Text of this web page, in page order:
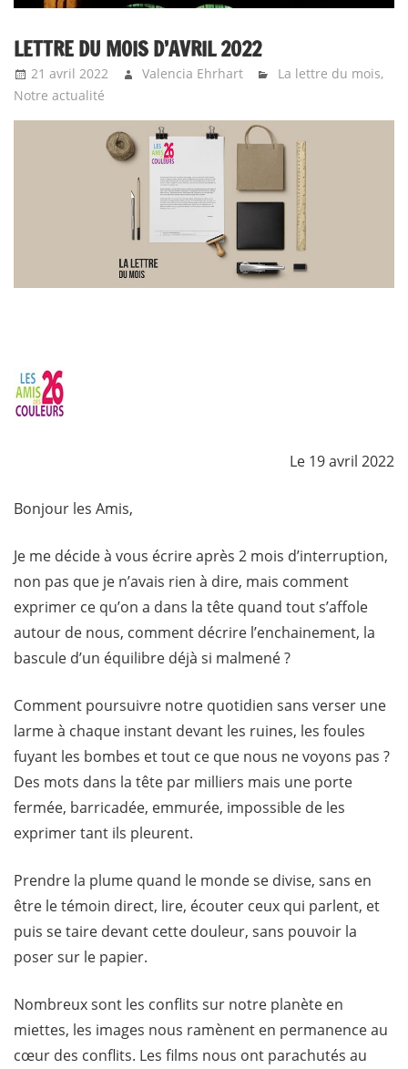
LETTRE DU MOIS D’AVRIL 2022
21 avril 2022 Valencia Ehrhart La lettre du mois,
Notre actualité
Le 19 avril 2022
Bonjour les Amis,
Je me décide à vous écrire après 2 mois d’interruption,
non pas que je n’avais rien à dire, mais comment
exprimer ce qu’on a dans la tête quand tout s’affole
autour de nous, comment décrire l’enchainement, la
bascule d’un équilibre déjà si malmené ?
Comment poursuivre notre quotidien sans verser une
larme à chaque instant devant les ruines, les foules
fuyant les bombes et tout ce que nous ne voyons pas ?
Des mots dans la tête par milliers mais une porte
fermée, barricadée, emmurée, impossible de les
exprimer tant ils pleurent.
Prendre la plume quand le monde se divise, sans en
être le témoin direct, lire, écouter ceux qui parlent, et
puis se taire devant cette douleur, sans pouvoir la
poser sur le papier.
Nombreux sont les conflits sur notre planète en
miettes, les images nous ramènent en permanence au
cœur des conflits. Les films nous ont parachutés au